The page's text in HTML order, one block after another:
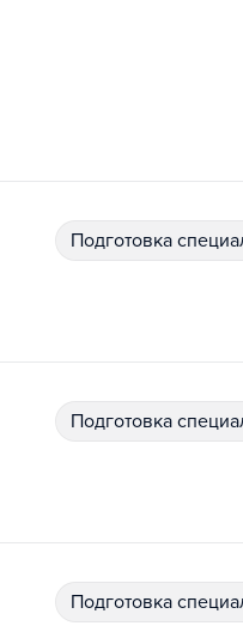
подготовка
подготовка
подготовка